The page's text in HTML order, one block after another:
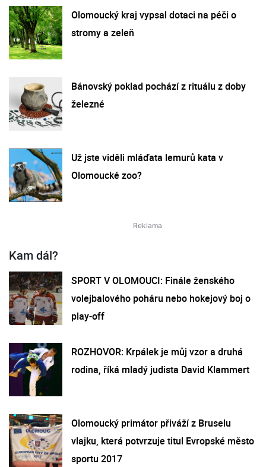
Olomoucký kraj vypsal dotaci na péči o
stromy a zeleň
Bánovský poklad pochází z rituálu z doby
železné
Už jste viděli mláďata lemurů kata v
Olomoucké zoo?
Kam dál?
SPORT V OLOMOUCI: Finále ženského
volejbalového poháru nebo hokejový boj o
play-off
ROZHOVOR: Krpálek je můj vzor a druhá
rodina, říká mladý judista David Klammert
Olomoucký primátor přiváží z Bruselu
vlajku, která potvrzuje titul Evropské město
sportu 2017